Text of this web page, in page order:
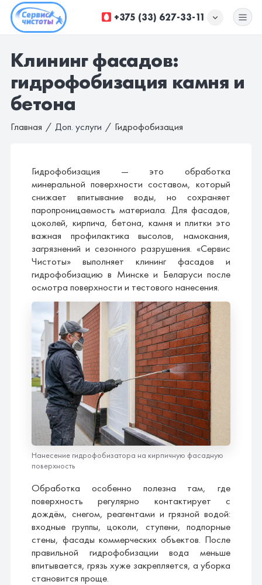
УБОРКА ОФИСОВ
УБОРКА ПОМЕЩЕНИЙ
ХИМЧИСТКА
ЦЕНЫ
+375 (33) 627-33-11
Клининг фасадов:
гидрофобизация камня и
бетона
Главная Доп. услуги Гидрофобизация
Гидрофобизация — это обработка
минеральной поверхности составом, который
снижает впитывание воды, но сохраняет
паропроницаемость материала. Для фасадов,
цоколей, кирпича, бетона, камня и плитки это
важная профилактика высолов, намокания,
загрязнений и сезонного разрушения. «Сервис
Чистоты» выполняет клининг фасадов и
гидрофобизацию в Минске и Беларуси после
осмотра поверхности и тестового нанесения.
Нанесение гидрофобизатора на кирпичную фасадную
поверхность
Обработка особенно полезна там, где
поверхность регулярно контактирует с
дождём, снегом, реагентами и грязной водой:
входные группы, цоколи, ступени, подпорные
стены, фасады коммерческих объектов. После
правильной гидрофобизации вода меньше
впитывается, грязь хуже закрепляется, а уборка
становится проще.